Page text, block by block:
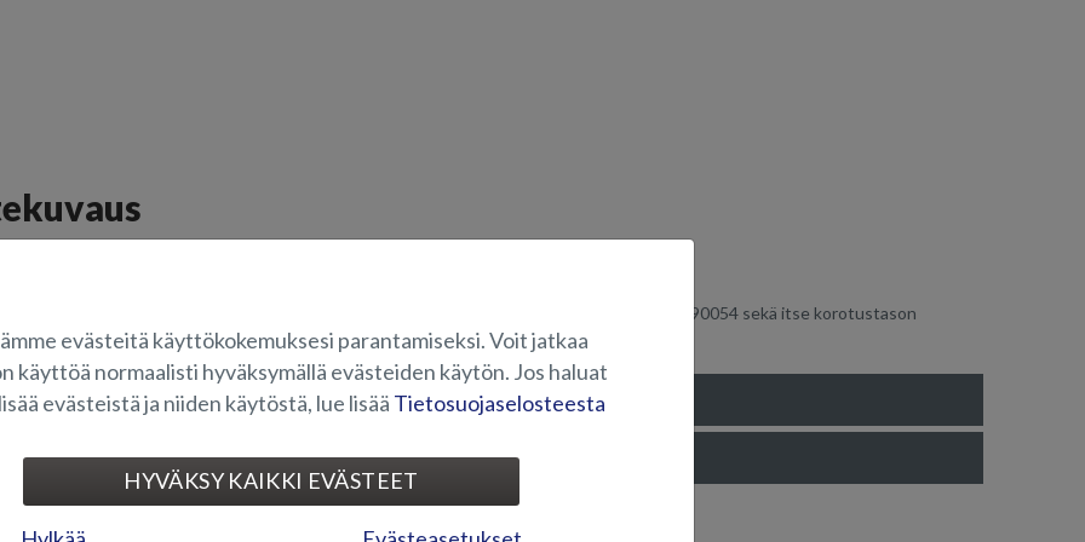
saa muodostettua yhtenäisen auringonottopatjaston, vaatii se myös etutyynysarjan TY90054 sekä itse korotustason
evästeitä käyttökokemuksesi parantamiseksi. Voit jatkaa
käyttöä normaalisti hyväksymällä evästeiden käytön. Jos haluat
evästeistä ja niiden käytöstä, lue lisää Tietosuojaselosteesta
HYVÄKSY KAIKKI EVÄSTEET